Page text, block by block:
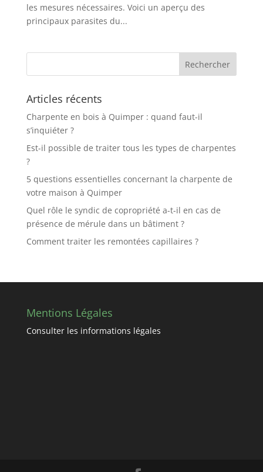
les mesures nécessaires. Voici un aperçu des
principaux parasites du...
Articles récents
Charpente en bois à Quimper : quand faut-il
s’inquiéter ?
Est-il possible de traiter tous les types de charpentes
?
5 questions essentielles concernant la charpente de
votre maison à Quimper
Quel rôle le syndic de copropriété a-t-il en cas de
présence de mérule dans un bâtiment ?
Comment traiter les remontées capillaires ?
Mentions Légales
Consulter les informations légales